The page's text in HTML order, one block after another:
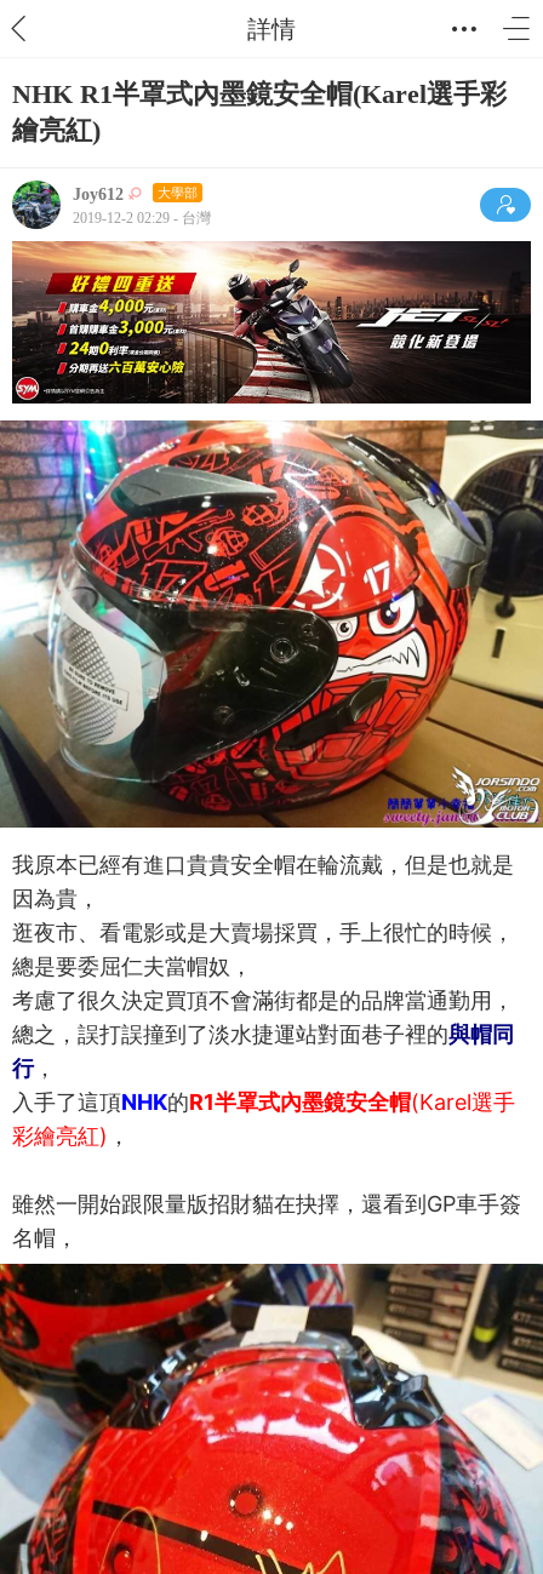
詳情
NHK R1半罩式內墨鏡安全帽(Karel選手彩
繪亮紅)
Joy612 大學部
2019-12-2 02:29 - 台灣
我原本已經有進口貴貴安全帽在輪流戴，但是也就是
因為貴，
逛夜市、看電影或是大賣場採買，手上很忙的時候，
總是要委屈仁夫當帽奴，
考慮了很久決定買頂不會滿街都是的品牌當通勤用，
總之，誤打誤撞到了淡水捷運站對面巷子裡的與帽同
行，
入手了這頂NHK的R1半罩式內墨鏡安全帽(Karel選手
彩繪亮紅) ，
雖然一開始跟限量版招財貓在抉擇，還看到GP車手簽
名帽，